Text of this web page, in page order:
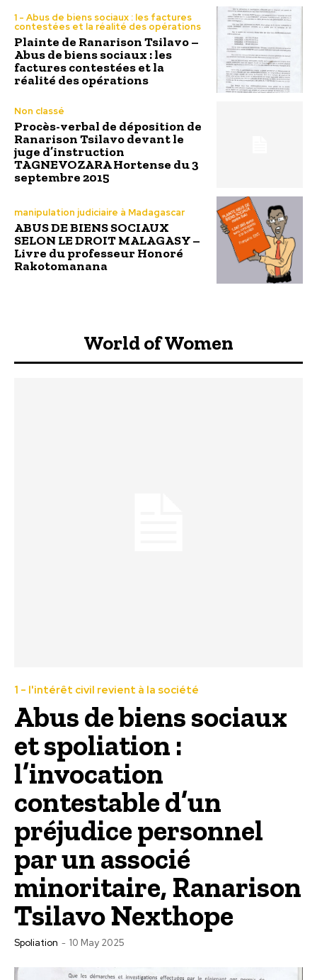
1 - Abus de biens sociaux : les factures
contestées et la réalité des opérations
Plainte de Ranarison Tsilavo –
Abus de biens sociaux : les
factures contestées et la
réalité des opérations
Non classé
Procès-verbal de déposition de
Ranarison Tsilavo devant le
juge d’instruction
TAGNEVOZARA Hortense du 3
septembre 2015
manipulation judiciaire à Madagascar
ABUS DE BIENS SOCIAUX
SELON LE DROIT MALAGASY –
Livre du professeur Honoré
Rakotomanana
World of Women
1 - l'intérêt civil revient à la société
Abus de biens sociaux
et spoliation :
l’invocation
contestable d’un
préjudice personnel
par un associé
minoritaire, Ranarison
Tsilavo Nexthope
Spoliation - 10 May 2025